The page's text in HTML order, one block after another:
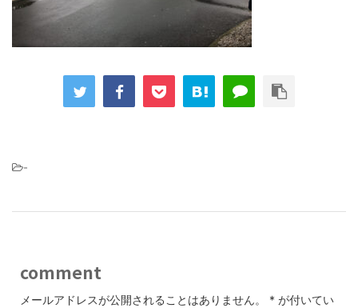
-
comment
メールアドレスが公開されることはありません。 * が付いてい